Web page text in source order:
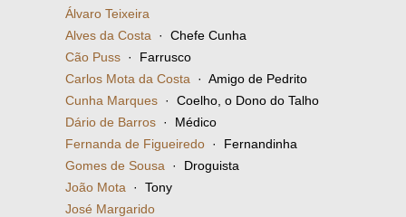
Álvaro Teixeira
Alves da Costa · Chefe Cunha
Cão Puss · Farrusco
Carlos Mota da Costa · Amigo de Pedrito
Cunha Marques · Coelho, o Dono do Talho
Dário de Barros · Médico
Fernanda de Figueiredo · Fernandinha
Gomes de Sousa · Droguista
João Mota · Tony
José Margarido